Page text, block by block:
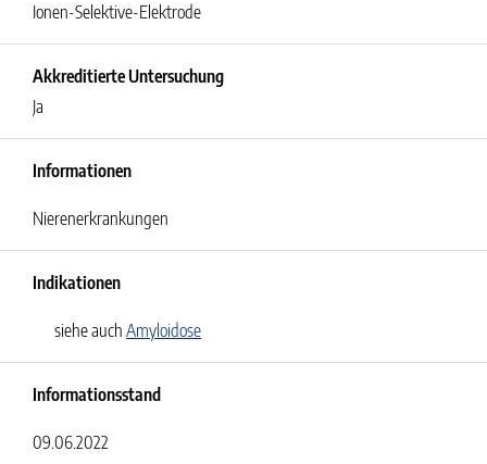
Ionen-Selektive-Elektrode
Akkreditierte Untersuchung
Ja
Informationen
Nierenerkrankungen
Indikationen
siehe auch Amyloidose
Informationsstand
09.06.2022